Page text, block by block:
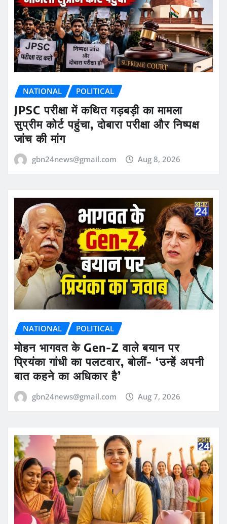
NATIONAL POLITICAL
JPSC परीक्षा में कथित गड़बड़ी का मामला
सुप्रीम कोर्ट पहुंचा, दोबारा परीक्षा और निष्पक्ष
जांच की मांग
gbn24news@gmail.com Aug 8, 2026
NATIONAL POLITICAL
मोहन भागवत के Gen-Z वाले बयान पर
प्रियंका गांधी का पलटवार, बोलीं- ‘उन्हें अपनी
बात कहने का अधिकार है’
gbn24news@gmail.com Aug 7, 2026